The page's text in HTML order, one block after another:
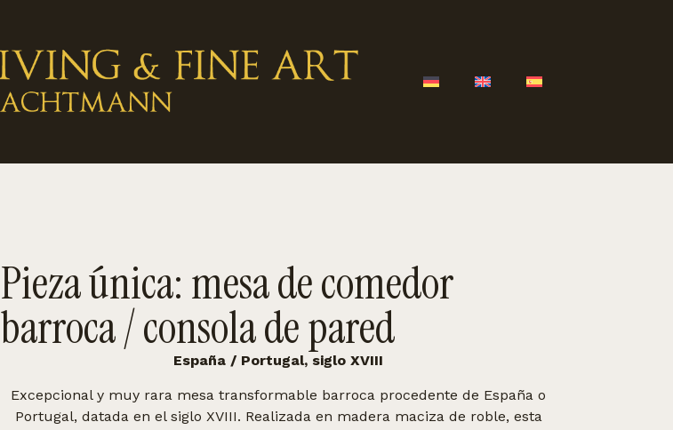
Pieza única: mesa de comedor
barroca / consola de pared
España / Portugal, siglo XVIII
Excepcional y muy rara mesa transformable barroca procedente de España o
Portugal, datada en el siglo XVIII. Realizada en madera maciza de roble, esta